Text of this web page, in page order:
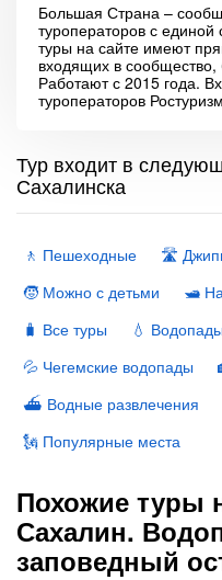
Большая Страна –
туроператоров с
туры на сайте имеют
входящих в сообщество,
Работают с 2015 года.
туроператоров
Тур входит в
Сахалинска
🚶 Пешеходные 🛣
🧒 Можно с детьми
🛥 На
🧳 Все туры
💧 Водопады
💦 Чегемские водопады
⛴ Водные развлечения
🗽 Популярные места
Похожие туры
Сахалин.
заповедный